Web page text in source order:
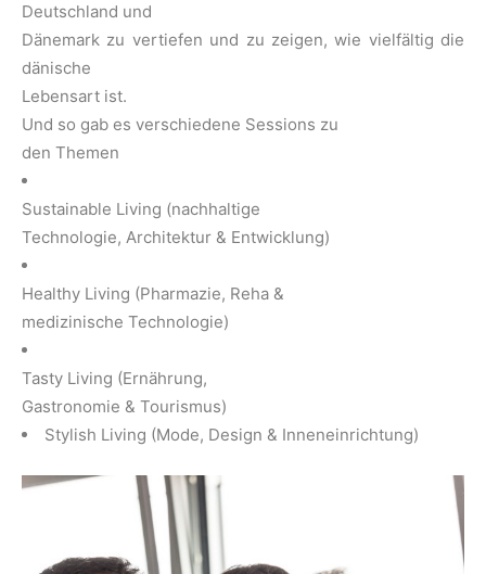
Deutschland und
Dänemark zu vertiefen und zu zeigen, wie vielfältig die
dänische
Lebensart ist.
Und so gab es verschiedene Sessions zu
den Themen
Sustainable Living (nachhaltige
Technologie, Architektur & Entwicklung)
Healthy Living (Pharmazie, Reha &
medizinische Technologie)
Tasty Living (Ernährung,
Gastronomie & Tourismus)
Stylish Living (Mode, Design & Inneneinrichtung)